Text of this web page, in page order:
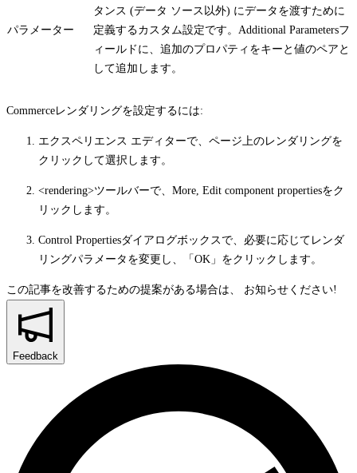
パラメーター
タンス (データ ソース以外) にデータを渡すために
定義するカスタム設定です。 Additional Parametersフ
ィールドに、追加のプロパティをキーと値のペアと
して追加します。
Commerceレンダリングを設定するには:
エクスペリエンス エディターで、ページ上のレンダリングを
クリックして選択します。
<rendering>ツールバーで、 More, Edit component propertiesをク
リックします。
Control Propertiesダイアログボックスで、必要に応じてレンダ
リングパラメータを変更し、「 OK 」をクリックします。
この記事を改善するための提案がある場合は、 お知らせください!
Feedback